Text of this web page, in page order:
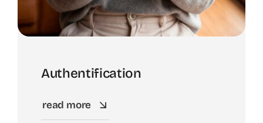
Authentification
read more